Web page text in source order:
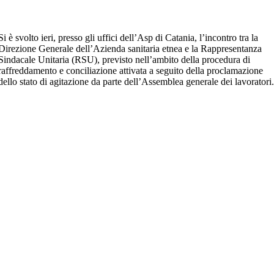
è svolto ieri, presso gli uffici dell’Asp di Catania, l’incontro tra la
Generale dell’Azienda sanitaria etnea e la Rappresentanza
Unitaria (RSU), previsto nell’ambito della procedura di
e conciliazione attivata a seguito della proclamazione
stato di agitazione da parte dell’Assemblea generale dei lavoratori.